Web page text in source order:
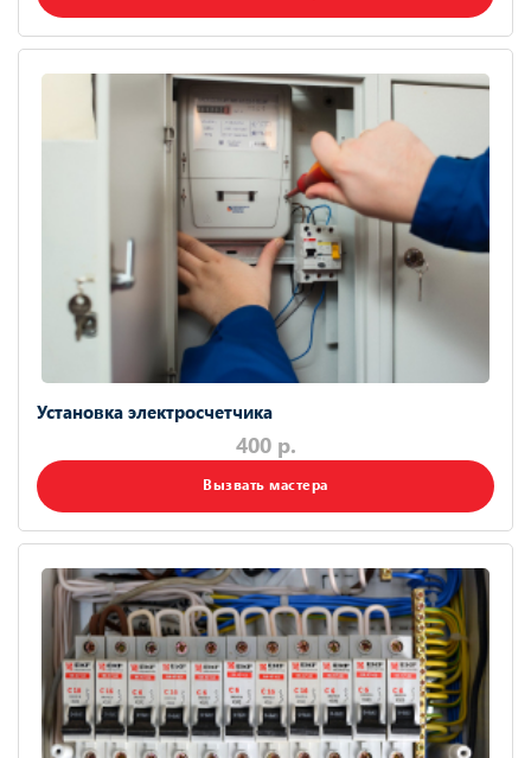
Установка электросчетчика
400 р.
Вызвать мастера